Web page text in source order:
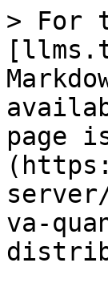
> For
page
va-